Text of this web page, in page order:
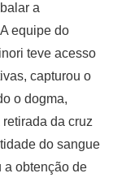
a
equipe do
teve acesso
capturou o
o dogma,
da cruz
do sangue
a obtenção de